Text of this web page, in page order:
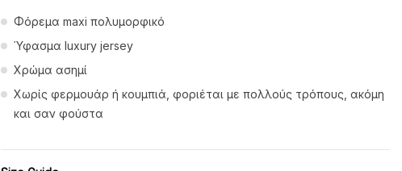
Φόρεμα maxi πολυμορφικό
Ύφασμα luxury jersey
Χρώμα ασημί
Χωρίς φερμουάρ ή κουμπιά, φοριέται με πολλούς τρόπους, ακόμη
και σαν φούστα